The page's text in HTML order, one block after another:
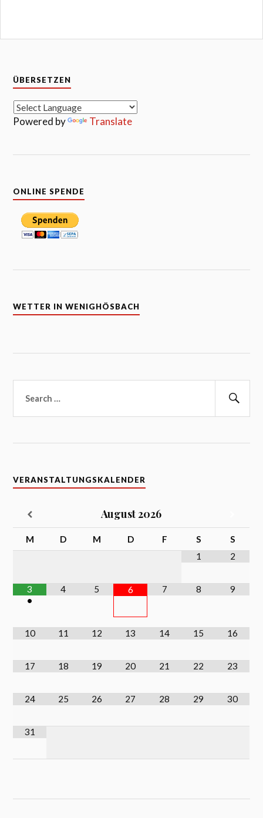
ÜBERSETZEN
Powered by Translate
ONLINE SPENDE
WETTER IN WENIGHÖSBACH
nach:
VERANSTALTUNGSKALENDER
August2026
M D M D F S
S
1
2
3
•
4 5 6 7 8 9
10 11 12 13 14 15 16
17 18 19 20 21 22 23
24 25 26 27 28 29 30
31